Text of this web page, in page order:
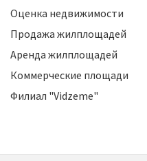
Оценка недвижимости
Продажа жилплощадей
Аренда жилплощадей
Коммерческие площади
Филиал "Vidzeme"